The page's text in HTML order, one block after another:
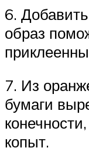
6.
образ
7. Из
бумаги
копыт.